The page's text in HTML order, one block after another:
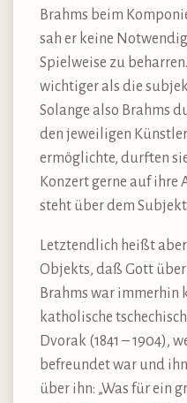
Brahms beim
sah er keine
Spielweise zu
wichtiger als die
Solange also Brahms
den jeweiligen
ermöglichte, durften
Konzert gerne auf ihre
steht über dem Subjekt.
Letztendlich heißt
Objekts, daß Gott über
Brahms war immerhin
katholische
Dvorak (1841 – 1904),
befreundet war und
über ihn: „Was für ein